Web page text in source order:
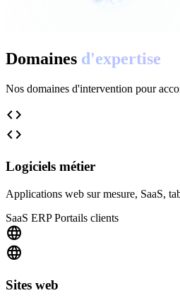
Domaines d'expertise
Nos domaines d'intervention pour
code
code
Logiciels métier
Applications web sur mesure, SaaS,
SaaS ERPPortails clients
language
language
Sites web